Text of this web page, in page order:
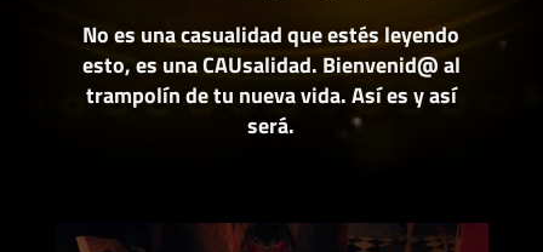
No es una casualidad que estés leyendo
esto, es una CAUsalidad. Bienvenid@ al
trampolín de tu nueva vida. Así es y así
será.